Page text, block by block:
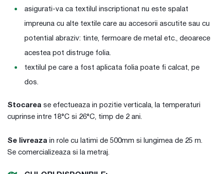
asigurati-va ca textilul inscriptionat nu este spalat
impreuna cu alte textile care au accesorii ascutite sau cu
potential abraziv: tinte, fermoare de metal etc., deoarece
acestea pot distruge folia.
textilul pe care a fost aplicata folia poate fi calcat, pe
dos.
Stocarea se efectueaza in pozitie verticala, la temperaturi
cuprinse intre 18°C si 26°C, timp de 2 ani.
Se livreaza in role cu latimi de 500mm si lungimea de 25 m.
Se comercializeaza si la metraj.